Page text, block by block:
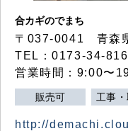
合カギのでまち
〒037-0041 青森
TEL：0173-34-
営業時間：9:00〜
販売可 工事
http://